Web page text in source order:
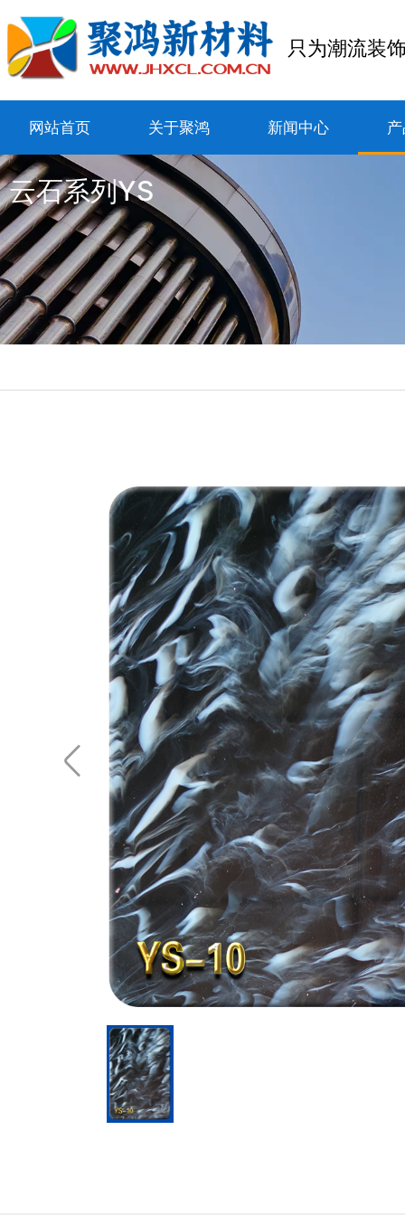
只为潮流装
网站首页 关于聚鸿 新闻中心
云石系列YS